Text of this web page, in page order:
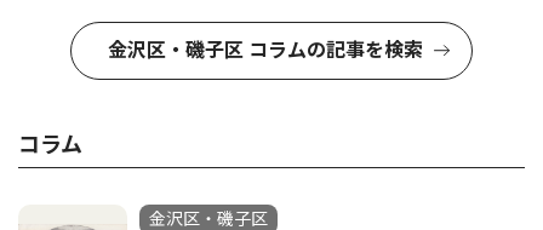
金沢区・磯子区 コラムの記事を検索
コラム
金沢区・磯子区